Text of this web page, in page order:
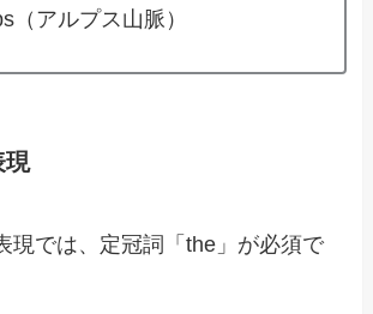
（アルプス山脈）
現
現では、定冠詞「the」が必須で